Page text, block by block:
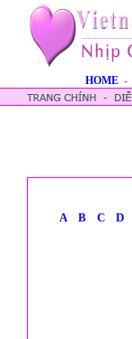
HOME -
A B C D